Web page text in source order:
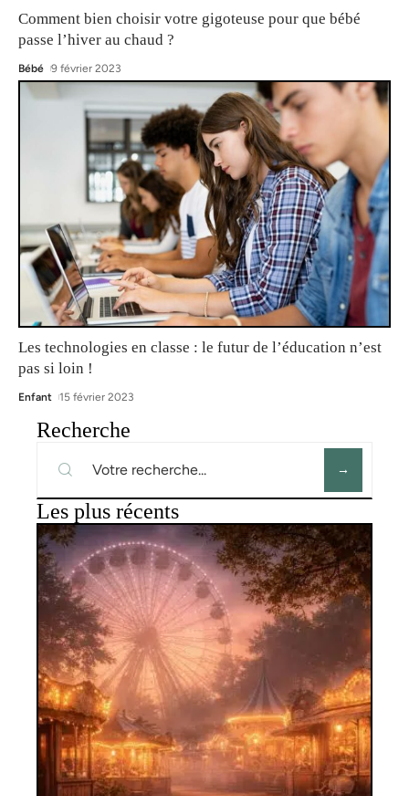
Comment bien choisir votre gigoteuse pour que bébé
passe l’hiver au chaud ?
Bébé 9 février 2023
Les technologies en classe : le futur de l’éducation n’est
pas si loin !
Enfant 15 février 2023
Recherche
Les plus récents